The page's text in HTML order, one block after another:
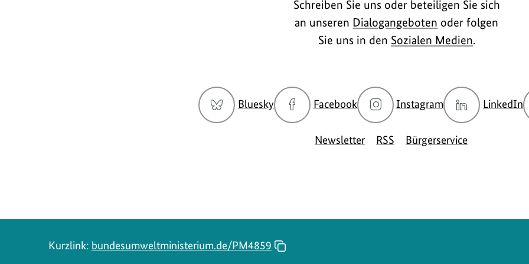
Schreiben Sie uns oder beteiligen Sie sich
an unseren Dialogangeboten oder folgen
Sie uns in den Sozialen Medien.
Bluesky
zur
Bluesky-
Seite
Facebook
zur
Facebook-
Seite
des
Instagram
zur
Instagram-
Seite
des
LinkedIn
Newsletter RSS Bürgerservice
Kurzlink: bundesumweltministerium.de/PM4859